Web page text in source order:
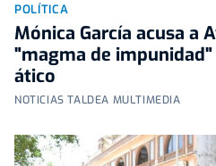
POLÍTICA
Mónica García acusa a
"magma de
ático
NOTICIAS TALDEA MULTIMEDIA